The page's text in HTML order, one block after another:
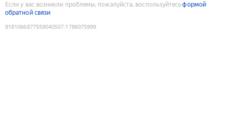
Если у вас возникли проблемы, пожалуйста, воспользуйтесьформой
обратной связи
9181066877559040507:1786075999